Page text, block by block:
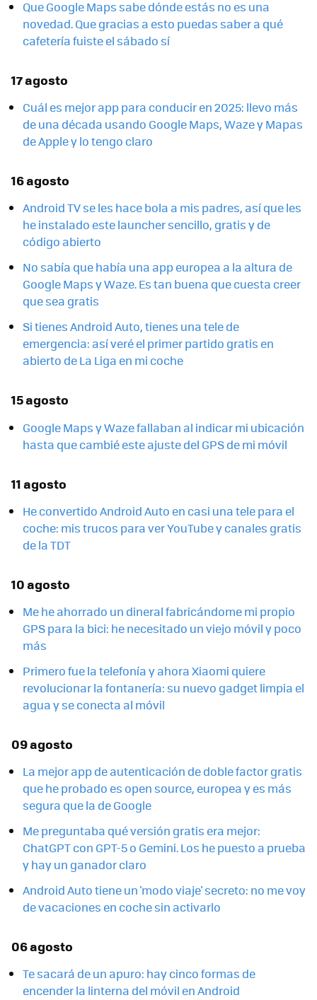
Que Google Maps sabe dónde estás no es una
novedad. Que gracias a esto puedas saber a qué
cafetería fuiste el sábado sí
17 agosto
Cuál es mejor app para conducir en 2025: llevo más
de una década usando Google Maps, Waze y Mapas
de Apple y lo tengo claro
16 agosto
Android TV se les hace bola a mis padres, así que les
he instalado este launcher sencillo, gratis y de
código abierto
No sabía que había una app europea a la altura de
Google Maps y Waze. Es tan buena que cuesta creer
que sea gratis
Si tienes Android Auto, tienes una tele de
emergencia: así veré el primer partido gratis en
abierto de La Liga en mi coche
15 agosto
Google Maps y Waze fallaban al indicar mi ubicación
hasta que cambié este ajuste del GPS de mi móvil
11 agosto
He convertido Android Auto en casi una tele para el
coche: mis trucos para ver YouTube y canales gratis
de la TDT
10 agosto
Me he ahorrado un dineral fabricándome mi propio
GPS para la bici: he necesitado un viejo móvil y poco
más
Primero fue la telefonía y ahora Xiaomi quiere
revolucionar la fontanería: su nuevo gadget limpia el
agua y se conecta al móvil
09 agosto
La mejor app de autenticación de doble factor gratis
que he probado es open source, europea y es más
segura que la de Google
Me preguntaba qué versión gratis era mejor:
ChatGPT con GPT-5 o Gemini. Los he puesto a prueba
y hay un ganador claro
Android Auto tiene un 'modo viaje' secreto: no me voy
de vacaciones en coche sin activarlo
06 agosto
Te sacará de un apuro: hay cinco formas de
encender la linterna del móvil en Android